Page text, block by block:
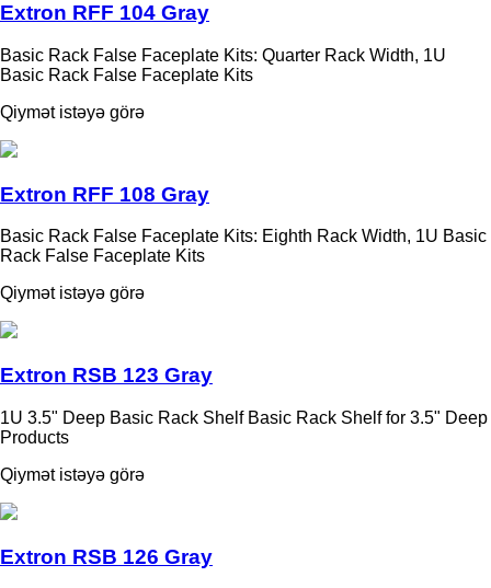
Extron RFF 104 Gray
Basic Rack False Faceplate Kits: Quarter Rack Width, 1U
Basic Rack False Faceplate Kits
Qiymət istəyə görə
Extron RFF 108 Gray
Basic Rack False Faceplate Kits: Eighth Rack Width, 1U Basic
Rack False Faceplate Kits
Qiymət istəyə görə
Extron RSB 123 Gray
1U 3.5" Deep Basic Rack Shelf Basic Rack Shelf for 3.5" Deep
Products
Qiymət istəyə görə
Extron RSB 126 Gray